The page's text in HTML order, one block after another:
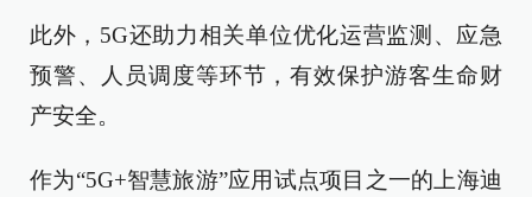
此外，5G还助力相关单位优化运营监测、应急
预警、人员调度等环节，有效保护游客生命财
产安全。
作为“5G+智慧旅游”应用试点项目之一的上海迪